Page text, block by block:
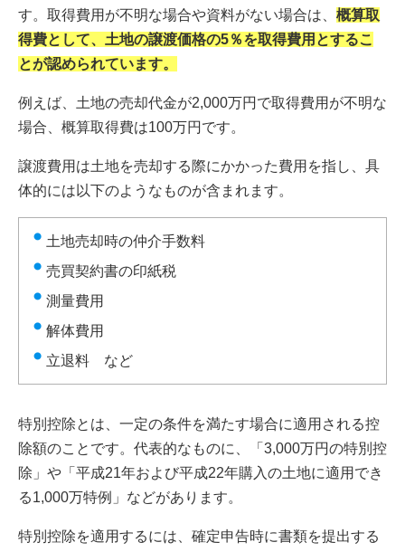
す。取得費用が不明な場合や資料がない場合は、 概算取
得費として、土地の譲渡価格の5％を取得費用とするこ
とが認められています。
例えば、土地の売却代金が2,000万円で取得費用が不明な
場合、概算取得費は100万円です。
譲渡費用は土地を売却する際にかかった費用を指し、具
体的には以下のようなものが含まれます。
土地売却時の仲介手数料
売買契約書の印紙税
測量費用
解体費用
立退料 など
特別控除とは、一定の条件を満たす場合に適用される控
除額のことです。代表的なものに、「3,000万円の特別控
除」や「平成21年および平成22年購入の土地に適用でき
る1,000万特例」などがあります。
特別控除を適用するには、確定申告時に書類を提出する